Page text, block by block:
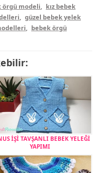
örgü modeli, kız bebek
, güzel bebek yelek
, bebek örgü
İŞİ TAVŞANLI BEBEK YELEĞİ
YAPIMI